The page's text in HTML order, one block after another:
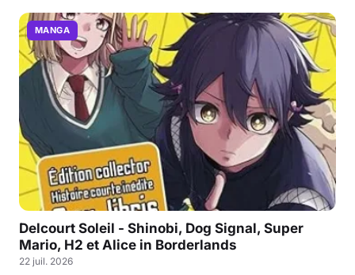
MANGA
Delcourt Soleil - Shinobi, Dog Signal, Super
Mario, H2 et Alice in Borderlands
22 juil. 2026